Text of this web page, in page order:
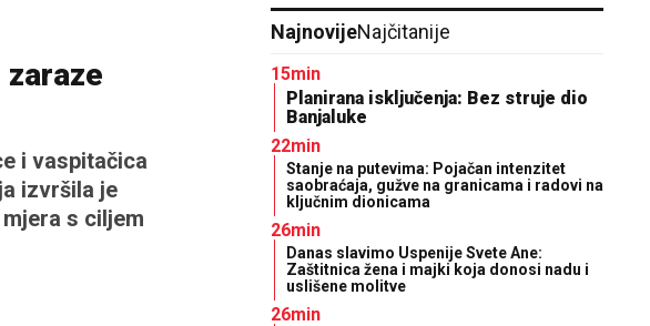
i vaspitačica
izvršila je
s ciljem
NajnovijeNajčitanije
15min
Planirana isključenja: Bez struje dio
Banjaluke
22min
Stanje na putevima: Pojačan intenzitet
saobraćaja, gužve na granicama i radovi na
ključnim dionicama
26min
Danas slavimo Uspenije Svete Ane:
Zaštitnica žena i majki koja donosi nadu i
uslišene molitve
26min